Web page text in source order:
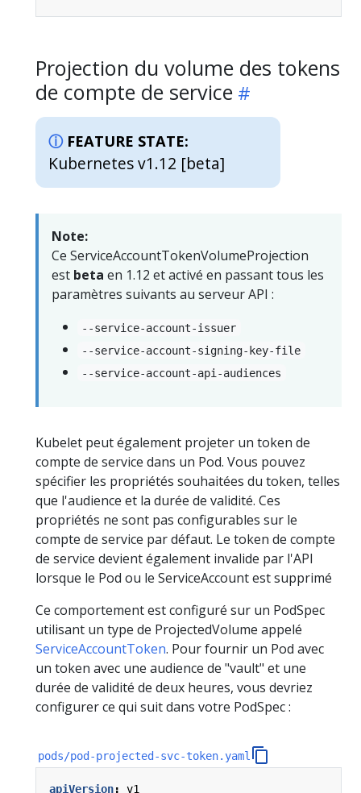
Projection du volume des tokens
de compte de service
FEATURE STATE:
Kubernetes v1.12 [beta]
Note:
Ce ServiceAccountTokenVolumeProjection
est beta en 1.12 et activé en passant tous les
paramètres suivants au serveur API :
--service-account-issuer
--service-account-signing-key-file
--service-account-api-audiences
Kubelet peut également projeter un token de
compte de service dans un Pod. Vous pouvez
spécifier les propriétés souhaitées du token, telles
que l'audience et la durée de validité. Ces
propriétés ne sont pas configurables sur le
compte de service par défaut. Le token de compte
de service devient également invalide par l'API
lorsque le Pod ou le ServiceAccount est supprimé
Ce comportement est configuré sur un PodSpec
utilisant un type de ProjectedVolume appelé
ServiceAccountToken. Pour fournir un Pod avec
un token avec une audience de "vault" et une
durée de validité de deux heures, vous devriez
configurer ce qui suit dans votre PodSpec :
pods/pod-projected-svc-token.yaml
apiVersion: v1